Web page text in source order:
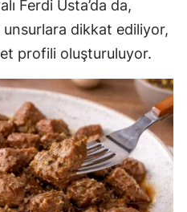
Ferdi Usta’da da,
dikkat ediliyor,
profili oluşturuluyor.